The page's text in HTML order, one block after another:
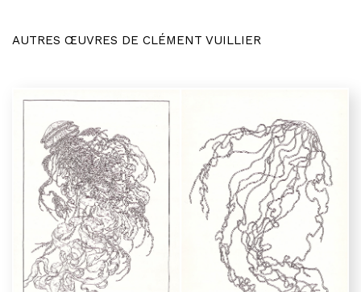
AUTRES ŒUVRES DE CLÉMENT VUILLIER